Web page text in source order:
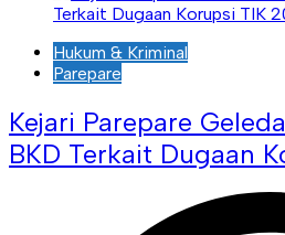
Hukum & Kriminal
Parepare
Kejari Parepare
BKD Terkait Dugaan